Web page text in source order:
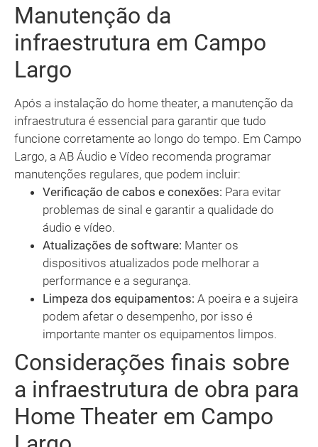
Manutenção da
infraestrutura em Campo
Largo
Após a instalação do home theater, a manutenção da
infraestrutura é essencial para garantir que tudo
funcione corretamente ao longo do tempo. Em Campo
Largo, a AB Áudio e Vídeo recomenda programar
manutenções regulares, que podem incluir:
Verificação de cabos e conexões: Para evitar
problemas de sinal e garantir a qualidade do
áudio e vídeo.
Atualizações de software: Manter os
dispositivos atualizados pode melhorar a
performance e a segurança.
Limpeza dos equipamentos: A poeira e a sujeira
podem afetar o desempenho, por isso é
importante manter os equipamentos limpos.
Considerações finais sobre
a infraestrutura de obra para
Home Theater em Campo